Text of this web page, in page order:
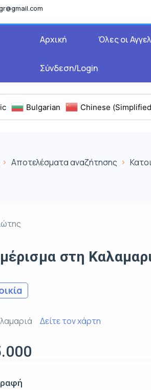
Αρχική Όλες οι
Σύνδεση/Login
Bulgarian Chinese
Αποτελέσματα αναζήτησης
στη
Δείτε τον χάρτη